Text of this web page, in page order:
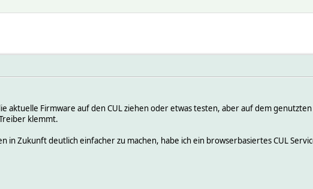
aktuelle Firmware auf den CUL ziehen oder etwas testen, aber auf dem
klemmt.
in Zukunft deutlich einfacher zu machen, habe ich ein browserbasiertes CUL